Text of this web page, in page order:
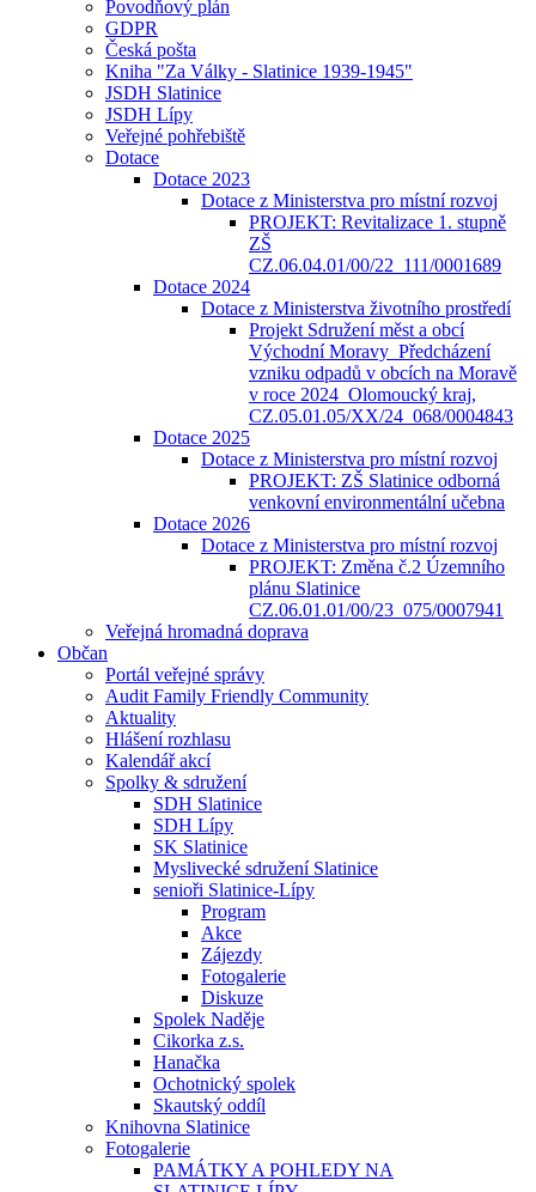
Povodňový plán
GDPR
Česká pošta
Kniha "Za Války - Slatinice 1939-1945"
JSDH Slatinice
JSDH Lípy
Veřejné pohřebiště
Dotace
Dotace 2023
Dotace z Ministerstva pro místní rozvoj
PROJEKT: Revitalizace 1. stupně
ZŠ
CZ.06.04.01/00/22_111/0001689
Dotace 2024
Dotace z Ministerstva životního prostředí
Projekt Sdružení měst a obcí
Východní Moravy_Předcházení
vzniku odpadů v obcích na Moravě
v roce 2024_Olomoucký kraj,
CZ.05.01.05/XX/24_068/0004843
Dotace 2025
Dotace z Ministerstva pro místní rozvoj
PROJEKT: ZŠ Slatinice odborná
venkovní environmentální učebna
Dotace 2026
Dotace z Ministerstva pro místní rozvoj
PROJEKT: Změna č.2 Územního
plánu Slatinice
CZ.06.01.01/00/23_075/0007941
Veřejná hromadná doprava
Občan
Portál veřejné správy
Audit Family Friendly Community
Aktuality
Hlášení rozhlasu
Kalendář akcí
Spolky & sdružení
SDH Slatinice
SDH Lípy
SK Slatinice
Myslivecké sdružení Slatinice
senioři Slatinice-Lípy
Program
Akce
Zájezdy
Fotogalerie
Diskuze
Spolek Naděje
Cikorka z.s.
Hanačka
Ochotnický spolek
Skautský oddíl
Knihovna Slatinice
Fotogalerie
PAMÁTKY A POHLEDY NA